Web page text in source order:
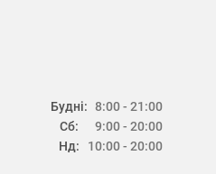
Будні:
Сб:
Нд:
8:00 - 21:00
9:00 - 20:00
10:00 - 20:00